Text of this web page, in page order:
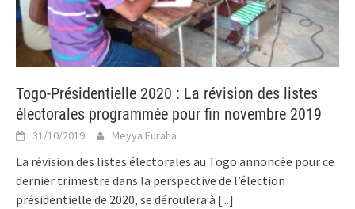
Togo-Présidentielle 2020 : La révision des listes
électorales programmée pour fin novembre 2019
31/10/2019 Meyya Furaha
La révision des listes électorales au Togo annoncée pour ce
dernier trimestre dans la perspective de l’élection
présidentielle de 2020, se déroulera à [...]